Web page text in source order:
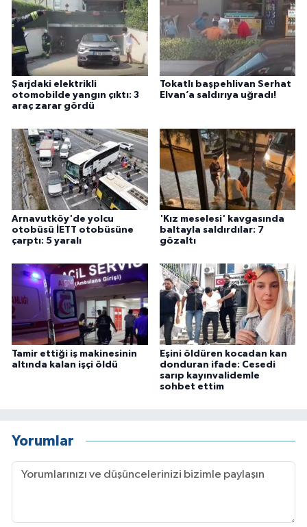
Şarjdaki elektrikli
otomobilde yangın çıktı: 3
araç zarar gördü
Tokatlı başpehlivan Serhat
Elvan’a saldırıya uğradı!
Arnavutköy'de yolcu
otobüsü İETT otobüsüne
çarptı: 5 yaralı
'Kız meselesi' kavgasında
baltayla saldırdılar: 7
gözaltı
Tamir ettiği iş makinesinin
altında kalan işçi öldü
Eşini öldüren kocadan kan
donduran ifade: Cesedi
sarıp kayınvalidemle
sohbet ettim
Yorumlar